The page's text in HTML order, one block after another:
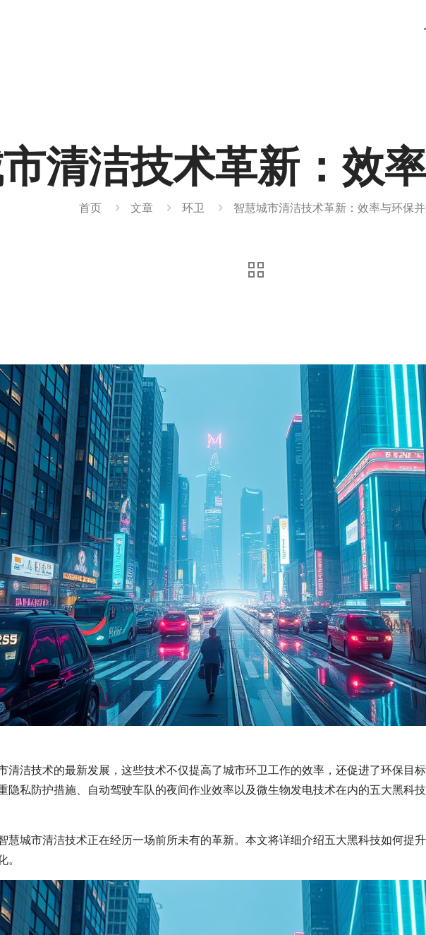
清洁技术革新：效
首页 文章 环卫 智慧城市清洁技术革新：效率与环保
清洁技术的最新发展，这些技术不仅提高了城市环卫工作的效率，还促进了环保目
隐私防护措施、自动驾驶车队的夜间作业效率以及微生物发电技术在内的五大黑科
慧城市清洁技术正在经历一场前所未有的革新。本文将详细介绍五大黑科技如何提